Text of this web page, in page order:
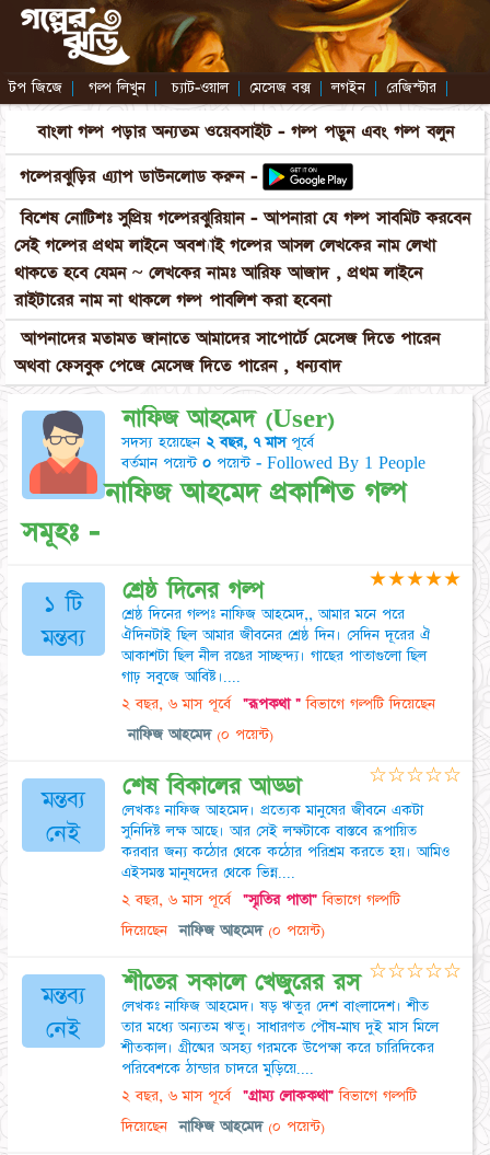
টপ জিজে | গল্প লিখুন | চ্যাট-ওয়াল | মেসেজ বক্স | লগইন | রেজিস্টার |
বাংলা গল্প পড়ার অন্যতম ওয়েবসাইট - গল্প পড়ুন এবং গল্প বলুন
গল্পেরঝুড়ির এ্যাপ ডাউনলোড করুন -
বিশেষ নোটিশঃ সুপ্রিয় গল্পেরঝুরিয়ান - আপনারা যে গল্প সাবমিট করবেন
সেই গল্পের প্রথম লাইনে অবশ্যাই গল্পের আসল লেখকের নাম লেখা
থাকতে হবে যেমন ~ লেখকের নামঃ আরিফ আজাদ , প্রথম লাইনে
রাইটারের নাম না থাকলে গল্প পাবলিশ করা হবেনা
আপনাদের মতামত জানাতে আমাদের সাপোর্টে মেসেজ দিতে পারেন
অথবা ফেসবুক পেজে মেসেজ দিতে পারেন , ধন্যবাদ
নাফিজ আহমেদ (User)
সদস্য হয়েছেন ২ বছর, ৭ মাসপূর্বে
বর্তমান পয়েন্ট ০পয়েন্ট - Followed By 1 People
নাফিজ আহমেদ প্রকাশিত গল্প
সমূহঃ -
১ টি
মন্তব্য
শ্রেষ্ঠ দিনের গল্প
শ্রেষ্ঠ দিনের গল্পঃ নাফিজ আহমেদ,, আমার মনে পরে
ঐদিনটাই ছিল আমার জীবনের শ্রেষ্ঠ দিন। সেদিন দূরের ঐ
আকাশটা ছিল নীল রঙের সাচ্ছন্দ্য। গাছের পাতাগুলো ছিল
গাঢ় সবুজে আবিষ্ট।....
২ বছর, ৬ মাস পূর্বে "রূপকথা "বিভাগে গল্পটি দিয়েছেন
নাফিজ আহমেদ (০ পয়েন্ট)
★★★★★
মন্তব্য
নেই
শেষ বিকালের আড্ডা
লেখকঃ নাফিজ আহমেদ। প্রত্যেক মানুষের জীবনে একটা
সুনিদিষ্ট লক্ষ আছে। আর সেই লক্ষটাকে বাস্তবে রূপায়িত
করবার জন্য কঠোর থেকে কঠোর পরিশ্রম করতে হয়। আমিও
এইসমস্ত মানুষদের থেকে ভিন্ন....
২ বছর, ৬ মাস পূর্বে "স্মৃতির পাতা"বিভাগে গল্পটি
দিয়েছেন
নাফিজ আহমেদ (০ পয়েন্ট)
☆☆☆☆☆
মন্তব্য
নেই
শীতের সকালে খেজুরের রস
লেখকঃ নাফিজ আহমেদ। ষড় ঋতুর দেশ বাংলাদেশ। শীত
তার মধ্যে অন্যতম ঋতু। সাধারণত পৌষ-মাঘ দুই মাস মিলে
শীতকাল। গ্রীষ্মের অসহ্য গরমকে উপেক্ষা করে চারিদিকের
পরিবেশকে ঠান্ডার চাদরে মুড়িয়ে....
২ বছর, ৬ মাস পূর্বে "গ্রাম্য লোককথা"বিভাগে গল্পটি
দিয়েছেন
নাফিজ আহমেদ (০ পয়েন্ট)
☆☆☆☆☆